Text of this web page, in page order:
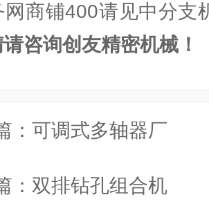
网商铺400请见中分支
咨询创友精密机械！
： 可调式多轴器厂
： 双排钻孔组合机